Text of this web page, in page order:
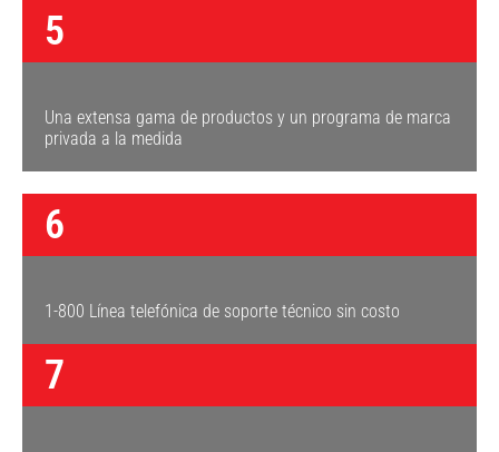
5
Una extensa gama de productos y un programa de marca
privada a la medida
6
1-800 Línea telefónica de soporte técnico sin costo
7